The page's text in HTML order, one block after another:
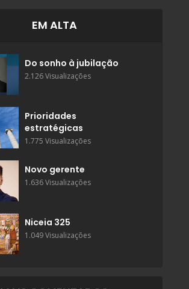
EM ALTA
Do sonho à jubilação
2.126 Visualizações
Prioridades
estratégicas
1.775 Visualizações
Novo gerente
1.636 Visualizações
Niceia 325
1.049 Visualizações